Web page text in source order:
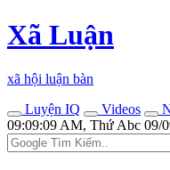
Xã Luận
xã hội luận bàn
Luyện IQ
Videos
09:09:09 AM, Thứ Abc 09/